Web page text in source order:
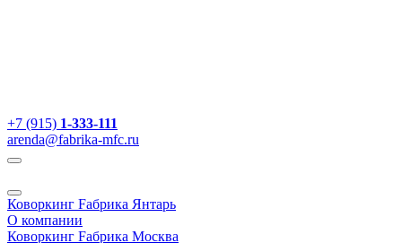
+7 (915) 1-333-111
arenda@fabrika-mfc.ru
Коворкинг Fабрика Янтарь
О компании
Коворкинг Fабрика Москва